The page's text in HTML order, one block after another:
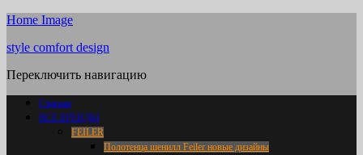
Home Image
style comfort design
Переключить навигацию
Главная
ВСЕ БРЕНДЫ
FEILER
Полотенца шенилл Feiler новые дизайны